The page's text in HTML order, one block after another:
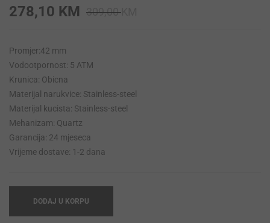
309,00
278,10 KM
Promjer:42 mm
Vodootpornost: 5 ATM
Krunica: Obicna
Materijal narukvice: Stainless-steel
Materijal kucista: Stainless-steel
Mehanizam: Quartz
Garancija: 24 mjeseca
Vrijeme dostave: 1-2 dana
DODAJ U KORPU